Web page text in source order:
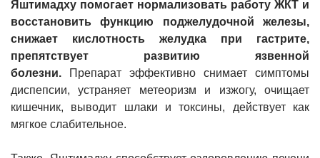
Яштимадху помогает нормализовать работу ЖКТ и
восстановить функцию поджелудочной железы,
снижает кислотность желудка при гастрите,
препятствует развитию язвенной
болезни. Препарат эффективно снимает симптомы
диспепсии, устраняет метеоризм и изжогу, очищает
кишечник, выводит шлаки и токсины, действует как
мягкое слабительное.